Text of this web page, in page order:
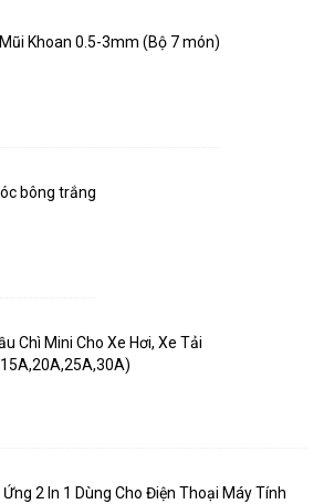
Khoan 0.5-3mm (Bộ 7 món)
bông trắng
Chì Mini Cho Xe Hơi, Xe Tải
2 In 1 Dùng Cho Điện Thoại Máy Tính